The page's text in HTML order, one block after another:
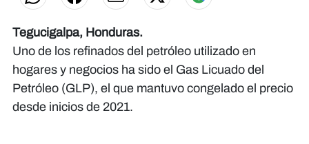
Tegucigalpa, Honduras.
Uno de los refinados del petróleo utilizado en
hogares y negocios ha sido el Gas Licuado del
Petróleo (GLP), el que mantuvo congelado el precio
desde inicios de 2021.